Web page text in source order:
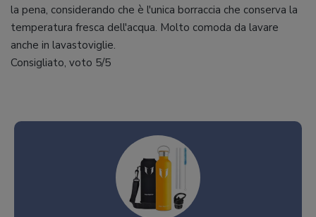
la pena, considerando che è l'unica borraccia che conserva la
temperatura fresca dell'acqua. Molto comoda da lavare
anche in lavastoviglie.
Consigliato, voto 5/5